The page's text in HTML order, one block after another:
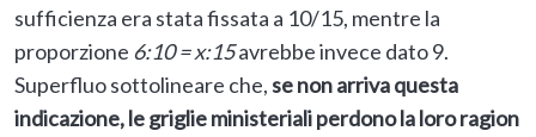
sufficienza era stata fissata a 10/15, mentre la
proporzione 6:10 = x:15avrebbe invece dato 9.
Superfluo sottolineare che,se non arriva questa
indicazione, le griglie ministeriali perdono la loro ragion